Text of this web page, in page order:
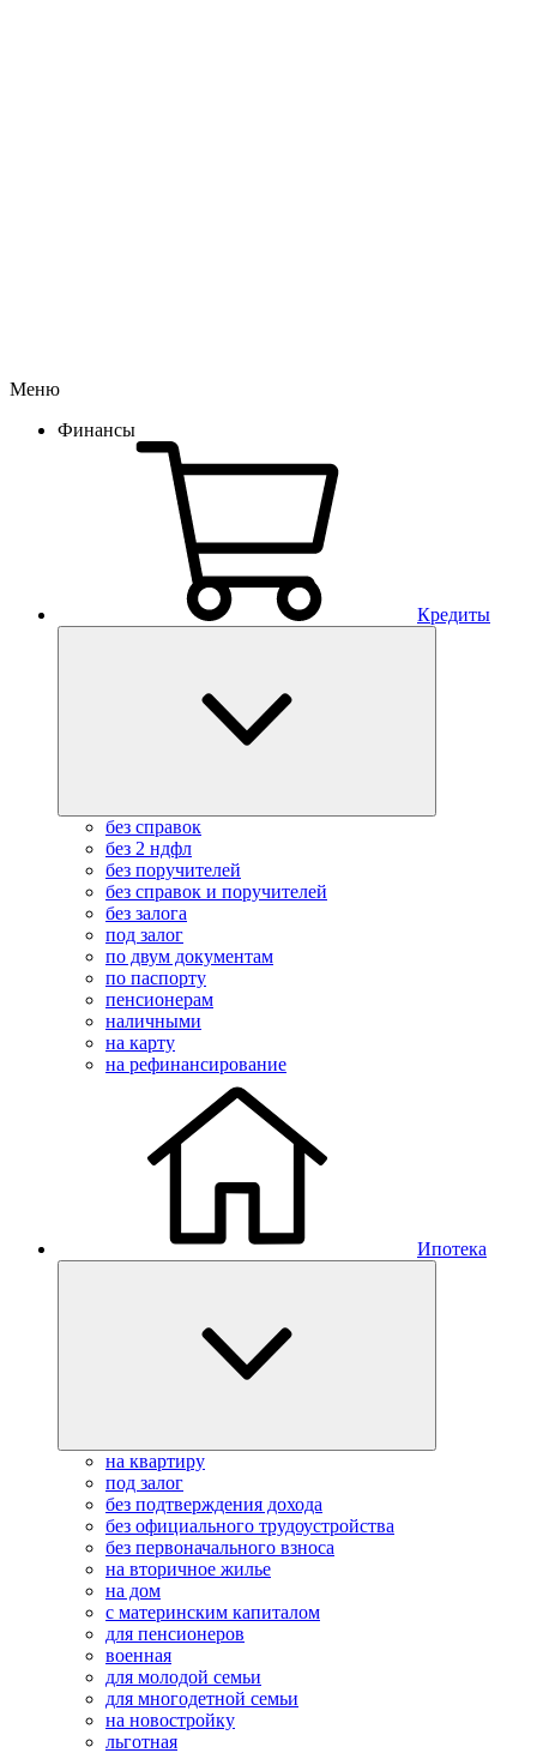
Меню
Финансы
Кредиты
без справок
без 2 ндфл
без поручителей
без справок и поручителей
без залога
под залог
по двум документам
по паспорту
пенсионерам
наличными
на карту
на рефинансирование
Ипотека
на квартиру
под залог
без подтверждения дохода
без официального трудоустройства
без первоначального взноса
на вторичное жилье
на дом
с материнским капиталом
для пенсионеров
военная
для молодой семьи
для многодетной семьи
на новостройку
льготная